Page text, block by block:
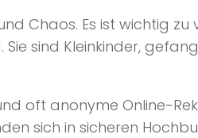
Chaos. Es ist wichtig
Sie sind Kleinkinder,
oft anonyme Online-
sich in sicheren